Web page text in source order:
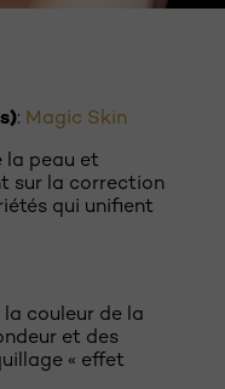
: Magic Skin
la peau et
sur la correction
qui unifient
couleur de la
et des
« effet